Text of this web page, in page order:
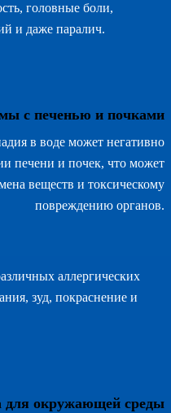
головные боли,
и даже паралич.
с печенью и почками
в воде может негативно
печени и почек, что может
веществ и токсическому
повреждению органов.
аллергических
зуд, покраснение и
для окружающей среды